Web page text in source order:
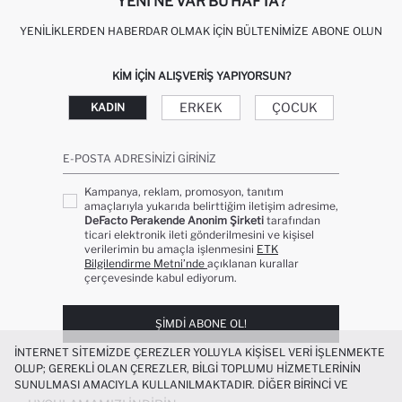
YENILIKLERDEN HABERDAR OLMAK İÇIN BÜLTENIMIZE ABONE OLUN
KIM IÇIN ALIŞVERIŞ YAPIYORSUN?
KADIN ERKEK ÇOCUK
E-POSTA ADRESINIZI GIRINIZ
Kampanya, reklam, promosyon, tanıtım
amaçlarıyla yukarıda belirttiğim iletişim adresime,
DeFacto Perakende Anonim Şirketi tarafından
ticari elektronik ileti gönderilmesini ve kişisel
verilerimin bu amaçla işlenmesini ETK
Bilgilendirme Metni’nde açıklanan kurallar
çerçevesinde kabul ediyorum.
ŞIMDI ABONE OL!
İNTERNET SITEMIZDE ÇEREZLER YOLUYLA KIŞISEL VERI IŞLENMEKTE
OLUP; GEREKLI OLAN ÇEREZLER, BILGI TOPLUMU HIZMETLERININ
SUNULMASI AMACIYLA KULLANILMAKTADIR. DIĞER BIRINCI VE